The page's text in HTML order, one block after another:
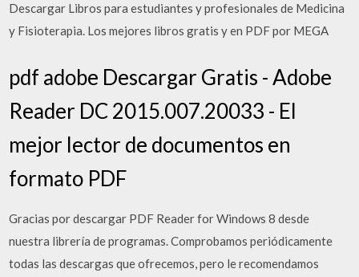
Descargar Libros para estudiantes y profesionales de Medicina
y Fisioterapia. Los mejores libros gratis y en PDF por MEGA
pdf adobe Descargar Gratis - Adobe
Reader DC 2015.007.20033 - El
mejor lector de documentos en
formato PDF
Gracias por descargar PDF Reader for Windows 8 desde
nuestra librería de programas. Comprobamos periódicamente
todas las descargas que ofrecemos, pero le recomendamos